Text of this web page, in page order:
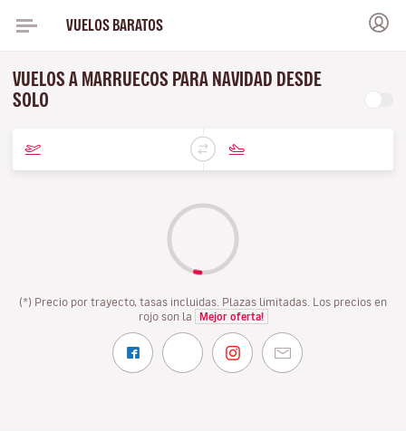
VUELOS BARATOS
VUELOS A MARRUECOS PARA NAVIDAD DESDE
SOLO
(*) Precio por trayecto, tasas incluidas. Plazas limitadas. Los precios en
rojo son la
Mejor oferta!